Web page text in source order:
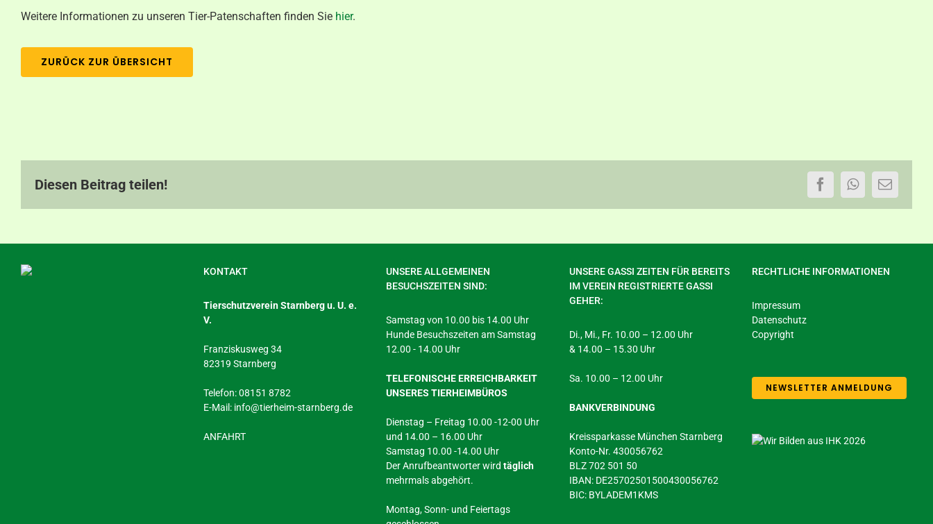
Weitere Informationen zu unseren Tier-Patenschaften finden Sie hier.
ZURÜCK ZUR ÜBERSICHT
Diesen Beitrag teilen! FacebookWhatsApp
E-
KONTAKT
Tierschutzverein Starnberg u. U. e.
V.
Franziskusweg 34
82319 Starnberg
Telefon: 08151 8782
E-Mail: info@tierheim-starnberg.de
ANFAHRT
UNSERE ALLGEMEINEN
BESUCHSZEITEN SIND:
Samstag von 10.00 bis 14.00 Uhr
Hunde Besuchszeiten am Samstag
12.00 - 14.00 Uhr
TELEFONISCHE ERREICHBARKEIT
UNSERES TIERHEIMBÜROS
Dienstag – Freitag 10.00 -12-00 Uhr
und 14.00 – 16.00 Uhr
Samstag 10.00 -14.00 Uhr
Der Anrufbeantworter wirdtäglich
mehrmals abgehört.
Montag, Sonn- und Feiertags
UNSERE GASSI ZEITEN FÜR BEREITS
IM VEREIN REGISTRIERTE GASSI
GEHER:
Di., Mi., Fr. 10.00 – 12.00 Uhr
& 14.00 – 15.30 Uhr
Sa. 10.00 – 12.00 Uhr
BANKVERBINDUNG
Kreissparkasse München Starnberg
Konto-Nr. 430056762
BLZ 702 501 50
IBAN: DE25702501500430056762
BIC: BYLADEM1KMS
RECHTLICHE INFORMATIONEN
Impressum
Datenschutz
Copyright
NEWSLETTER ANMELDUNG